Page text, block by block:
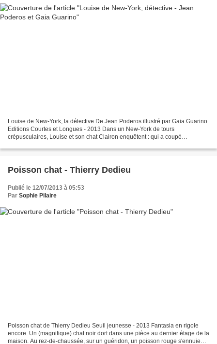
Louise de New-York, la détective De Jean Poderos illustré par Gaia Guarino
Editions Courtes et Longues - 2013 Dans un New-York de tours
crépusculaires, Louise et son chat Clairon enquêtent : qui a coupé
Poisson chat - Thierry Dedieu
Publié le 12/07/2013 à 05:53
Par Sophie Pilaire
Poisson chat de Thierry Dedieu Seuil jeunesse - 2013 Fantasia en rigole
encore. Un (magnifique) chat noir dort dans une pièce au dernier étage de la
maison. Au rez-de-chaussée, sur un guéridon, un poisson rouge s'ennuie